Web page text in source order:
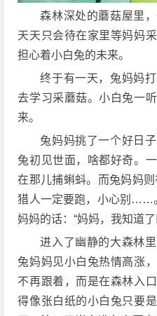
森林深处的蘑菇屋里
天天只会待在家里等妈妈
担心着小白兔的未来。
终于有一天，兔妈妈
去学习采蘑菇。小白兔一
来。
兔妈妈挑了一个好日
兔初见世面，啥都好奇。
在那儿捕蝌蚪。而兔妈妈
猎人一定要跑，小心别……
妈妈的话：“妈妈，我知道
进入了幽静的大森林
兔妈妈见小白兔热情高涨
不再跟着，而是在森林入
得像张白纸的小白兔只要